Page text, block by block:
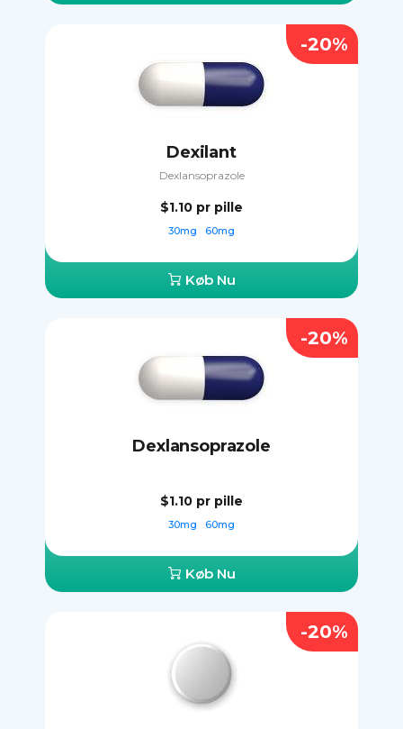
Dexilant
Dexlansoprazole
$1.10 pr pille
30mg 60mg
Køb Nu
-20%
Dexlansoprazole
$1.10 pr pille
30mg 60mg
Køb Nu
-20%
-20%